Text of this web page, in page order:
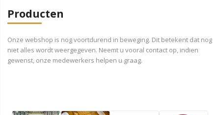
Producten
Onze webshop is nog voortdurend in beweging. Dit betekent dat nog
niet alles wordt weergegeven. Neemt u vooral contact op, indien
gewenst, onze medewerkers helpen u graag.